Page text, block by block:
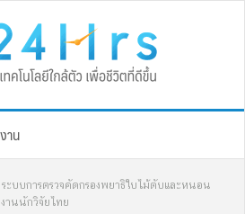
าน
ระบบการตรวจคัดกรองพยาธิใบไม้ตับและหนอน
านนักวิจัยไทย